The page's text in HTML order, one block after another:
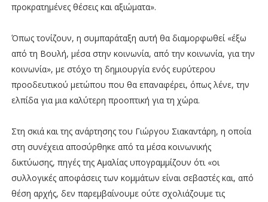
προκρατημένες θέσεις και αξιώματα».
Όπως τονίζουν, η συμπαράταξη αυτή θα διαμορφωθεί «έξω
από τη Βουλή, μέσα στην κοινωνία, από την κοινωνία, για την
κοινωνία», με στόχο τη δημιουργία ενός ευρύτερου
προοδευτικού μετώπου που θα επαναφέρει, όπως λένε, την
ελπίδα για μια καλύτερη προοπτική για τη χώρα.
Στη σκιά και της ανάρτησης του Γιώργου Σιακαντάρη, η οποία
στη συνέχεια αποσύρθηκε από τα μέσα κοινωνικής
δικτύωσης, πηγές της Αμαλίας υπογραμμίζουν ότι «οι
συλλογικές αποφάσεις των κομμάτων είναι σεβαστές και, από
θέση αρχής, δεν παρεμβαίνουμε ούτε σχολιάζουμε τις